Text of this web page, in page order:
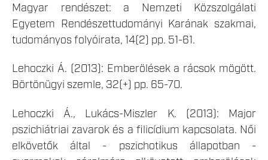
Magyar rendészet: a Nemzeti Közszolgálati
Egyetem Rendészettudományi Karának szakmai,
tudományos folyóirata, 14(2) pp. 51-61.
Lehoczki Á. (2013): Emberölések a rácsok mögött.
Börtönügyi szemle, 32(+) pp. 65-70.
Lehoczki Á., Lukács-Miszler K. (2013): Major
pszichiátriai zavarok és a filicídium kapcsolata. Női
elkövetők által - pszichotikus állapotban -